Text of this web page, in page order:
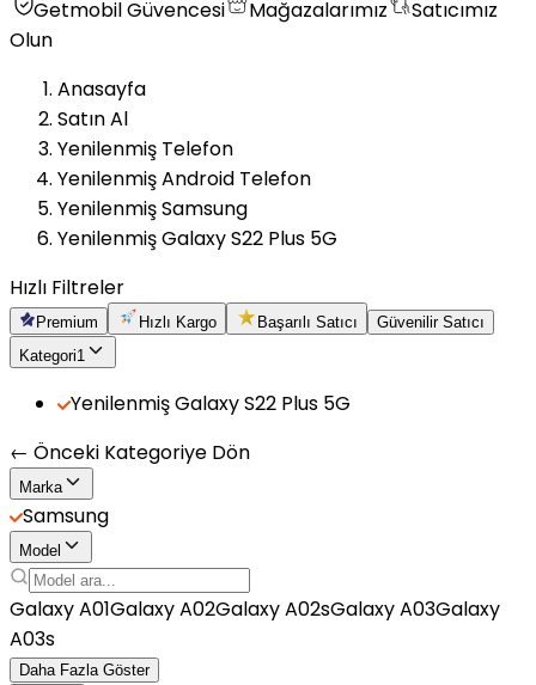
Getmobil Güvencesi Mağazalarımız
Satıcımız
Olun
Anasayfa
Satın Al
Yenilenmiş Telefon
Yenilenmiş Android Telefon
Yenilenmiş Samsung
Yenilenmiş Galaxy S22 Plus 5G
Hızlı Filtreler
Premium Hızlı Kargo Başarılı Satıcı
Güvenilir Satıcı
Kategori1
Yenilenmiş Galaxy S22 Plus 5G
← Önceki Kategoriye Dön
Marka
Samsung
Model
Galaxy A01Galaxy A02Galaxy A02sGalaxy A03Galaxy
A03s
Daha Fazla Göster